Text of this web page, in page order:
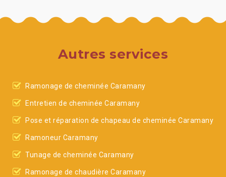
Autres services
Ramonage de cheminée Caramany
Entretien de cheminée Caramany
Pose et réparation de chapeau de cheminée Caramany
Ramoneur Caramany
Tunage de cheminée Caramany
Ramonage de chaudière Caramany